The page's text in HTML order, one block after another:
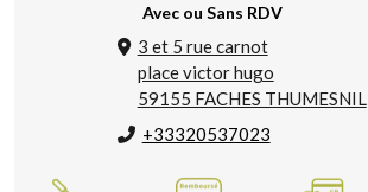
Avec ou Sans RDV
3 et 5 rue carnot
place victor hugo
59155 FACHES THUMESNIL
+33320537023